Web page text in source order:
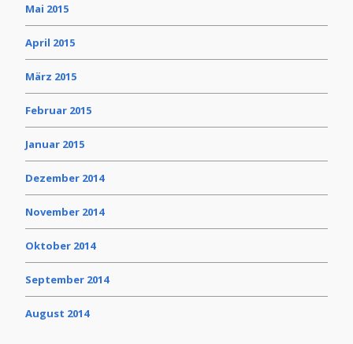
Mai 2015
April 2015
März 2015
Februar 2015
Januar 2015
Dezember 2014
November 2014
Oktober 2014
September 2014
August 2014